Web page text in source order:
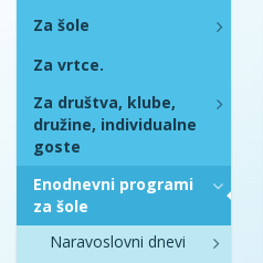
Za šole
Za vrtce.
Za društva, klube,
družine, individualne
goste
Enodnevni programi
za šole
Naravoslovni dnevi